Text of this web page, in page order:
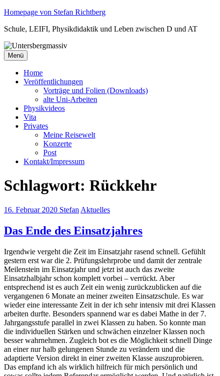
Zum
springen
Homepage von Stefan Richtberg
Schule, LEIFI, Physikdidaktik und Leben zwischen D und AT
Menü
Home
Veröffentlichungen
Vorträge und Folien (Downloads)
alte Uni-Arbeiten
Physikvideos
Vita
Privates
Meine Reisewelt
Konzerte
Post
Kontakt/Impressum
Schlagwort: Rückkehr
16. Februar 2020 Stefan Aktuelles
Das Ende des Einsatzjahres
Irgendwie vergeht die Zeit im Einsatzjahr rasend schnell. Gefühlt
gestern erst war die 2. Prüfungslehrprobe und damit der zentrale
Meilenstein im Einsatzjahr und jetzt ist auch das zweite
Einsatzhalbjahr schon komplett vorbei – verrückt. Aber
entsprechend ist es auch Zeit ein wenig zurückzublicken auf die
vergangenen 6 Monate an meiner zweiten Einsatzschule. Es war
wieder eine interessante Zeit in der ich sehr intensiv mit drei Klassen
arbeiten durfte. Besonders spannend war es dabei Mathe in der 7.
Jahrgangsstufe parallel in zwei Klassen zu haben. So konnte man
die individuellen Stärken und schwächen einzelner Klassen noch
besser wahrnehmen. Zugleich bot es die Möglichkeit schnell Dinge
an einer nur halb gelungenen Stunde zu verändern und die
adaptierte Version direkt in einer zweiten Klasse auszuprobieren.
Das empfand ich als wirklich hilfreich für mich persönlich und